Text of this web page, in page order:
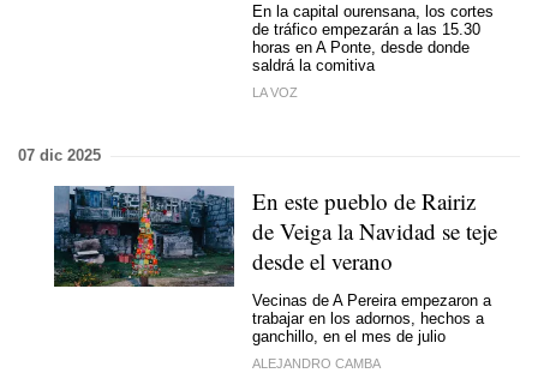
En la capital ourensana, los cortes
de tráfico empezarán a las 15.30
horas en A Ponte, desde donde
saldrá la comitiva
LA VOZ
07 dic 2025
En este pueblo de Rairiz
de Veiga la Navidad se teje
desde el verano
Vecinas de A Pereira empezaron a
trabajar en los adornos, hechos a
ganchillo, en el mes de julio
ALEJANDRO CAMBA